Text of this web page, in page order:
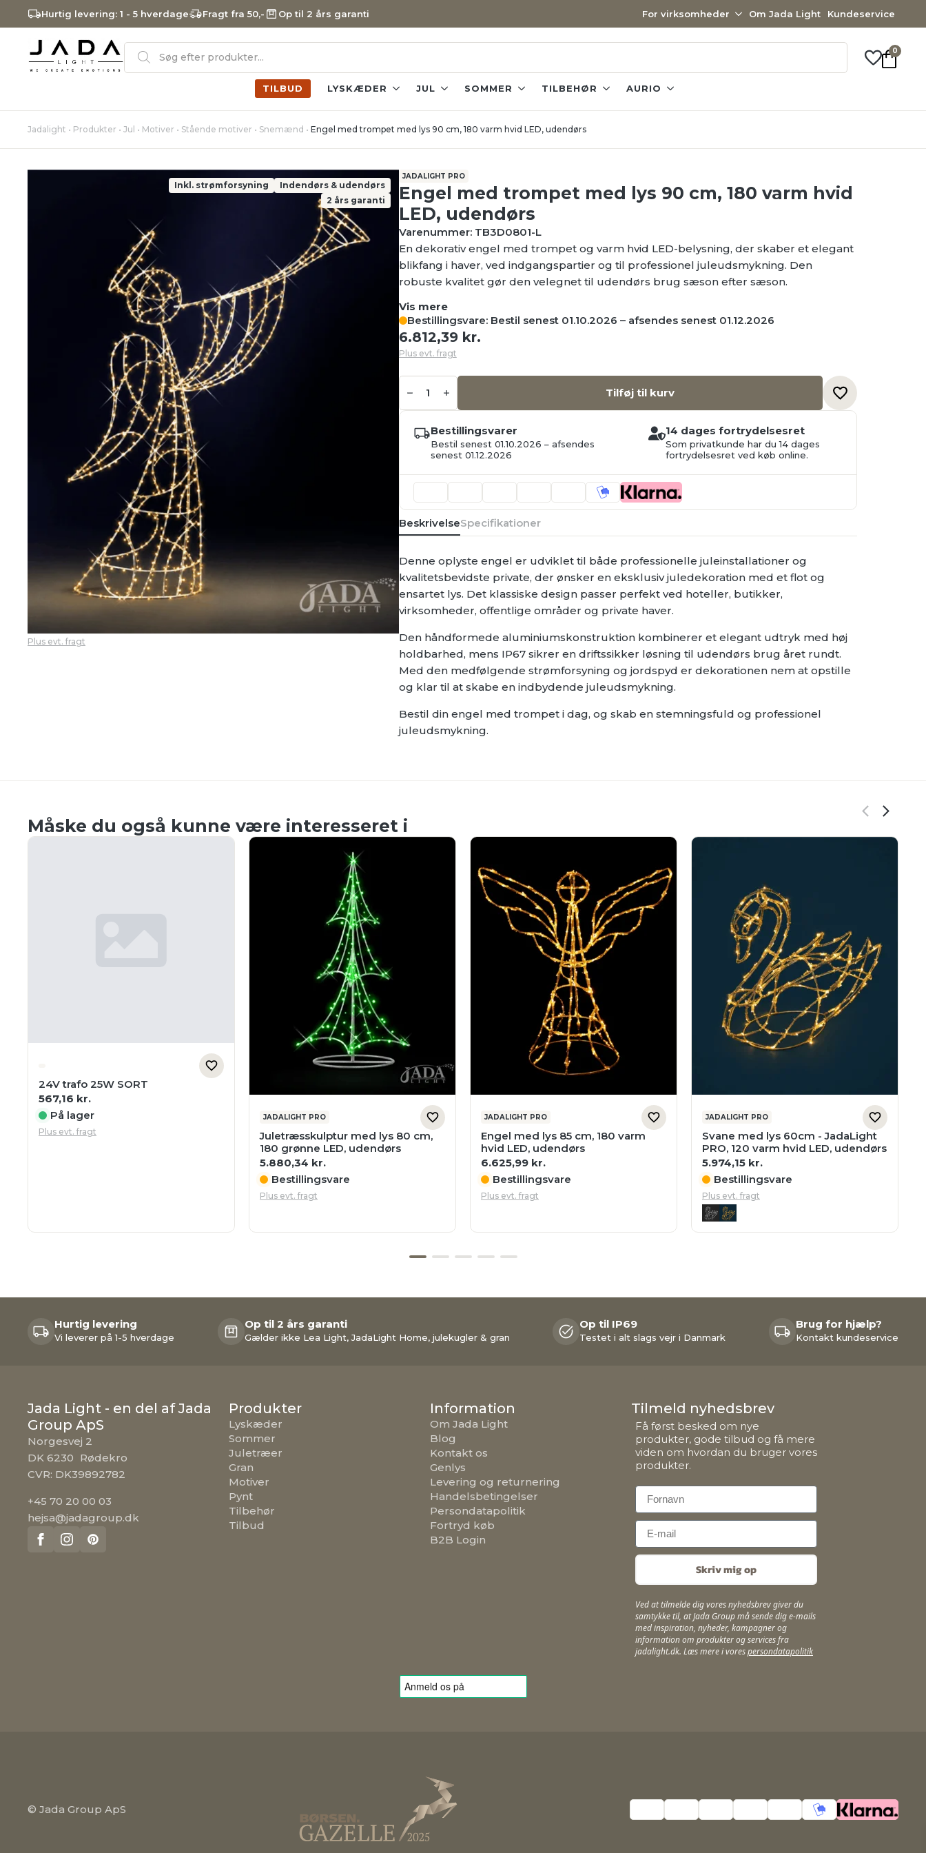
Hurtig levering: 1 - 5 hverdage Fragt fra 50,- Op til 2 års garanti For virksomheder Om Jada Light Kundeservice
Products
search 0
TILBUD LYSKÆDER JUL SOMMER TILBEHØR AURIO
Jadalight • Produkter • Jul • Motiver • Stående motiver • Snemænd • Engel med trompet med lys 90 cm, 180 varm hvid LED, udendørs
Inkl. strømforsyning
Indendørs & udendørs
2 års garanti
Plus evt. fragt
JADALIGHT PRO
Engel med trompet med lys 90 cm, 180 varm hvid
LED, udendørs
Varenummer: TB3D0801-L
En dekorativ engel med trompet og varm hvid LED-belysning, der skaber et elegant
blikfang i haver, ved indgangspartier og til professionel juleudsmykning. Den
robuste kvalitet gør den velegnet til udendørs brug sæson efter sæson.
Vis mere
Bestillingsvare: Bestil senest 01.10.2026 – afsendes senest 01.12.2026
6.812,39 kr.
Plus evt. fragt
Engel
med
trompet
med
cm,
hvid
LED,
antal
Tilføj til kurv
Bestillingsvarer
Bestil senest 01.10.2026 – afsendes
senest 01.12.2026
14 dages fortrydelsesret
Som privatkunde har du 14 dages
fortrydelsesret ved køb online.
BeskrivelseSpecifikationer
Denne oplyste engel er udviklet til både professionelle juleinstallationer og
kvalitetsbevidste private, der ønsker en eksklusiv juledekoration med et flot og
ensartet lys. Det klassiske design passer perfekt ved hoteller, butikker,
virksomheder, offentlige områder og private haver.
Den håndformede aluminiumskonstruktion kombinerer et elegant udtryk med høj
holdbarhed, mens IP67 sikrer en driftssikker løsning til udendørs brug året rundt.
Med den medfølgende strømforsyning og jordspyd er dekorationen nem at opstille
og klar til at skabe en indbydende juleudsmykning.
Bestil din engel med trompet i dag, og skab en stemningsfuld og professionel
juleudsmykning.
Måske du også kunne være interesseret i
24V trafo 25W SORT
567,16 kr.
På lager
Plus evt. fragt
JADALIGHT PRO
Juletræsskulptur med lys 80 cm,
180 grønne LED, udendørs
5.880,34 kr.
Bestillingsvare
Plus evt. fragt
JADALIGHT PRO
Engel med lys 85 cm, 180 varm
hvid LED, udendørs
6.625,99 kr.
Bestillingsvare
Plus evt. fragt
JADALIGHT PRO
Svane med lys 60cm - JadaLight
PRO, 120 varm hvid LED, udendørs
5.974,15 kr.
Bestillingsvare
Plus evt. fragt
Hurtig levering
Vi leverer på 1-5 hverdage
Op til 2 års garanti
Gælder ikke Lea Light, JadaLight Home, julekugler & gran
Op til IP69
Testet i alt slags vejr i Danmark
Brug for hjælp?
Kontakt kundeservice
Jada Light - en del af Jada
Group ApS
Norgesvej 2
DK 6230 Rødekro
CVR: DK39892782
+45 70 20 00 03
hejsa@jadagroup.dk
Produkter
Lyskæder
Sommer
Juletræer
Gran
Motiver
Pynt
Tilbehør
Tilbud
Information
Om Jada Light
Blog
Kontakt os
Genlys
Levering og returnering
Handelsbetingelser
Persondatapolitik
Fortryd køb
B2B Login
Tilmeld nyhedsbrev
Få først besked om nye
produkter, gode tilbud og få mere
viden om hvordan du bruger vores
produkter.
First Name
Email
Skriv mig op
Ved at tilmelde dig vores nyhedsbrev giver du
samtykke til, at Jada Group må sende dig e-mails
med inspiration, nyheder, kampagner og
information om produkter og services fra
jadalight.dk. Læs mere i vorespersondatapolitik
© Jada Group ApS